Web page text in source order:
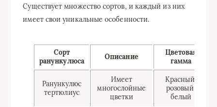
Существует множество сортов, и каждый из них
имеет свои уникальные особенности.
Сорт
ранункулюса
Описание
Цветовая
гамма
Ранункулюс
тертюлиус
Имеет
многослойные
цветки
Красный,
розовый,
белый